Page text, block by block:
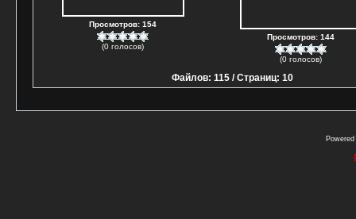
Просмотров: 154
(0 голосов)
Просмотров: 144
(0 голосов)
Файлов: 115 / Страниц: 10